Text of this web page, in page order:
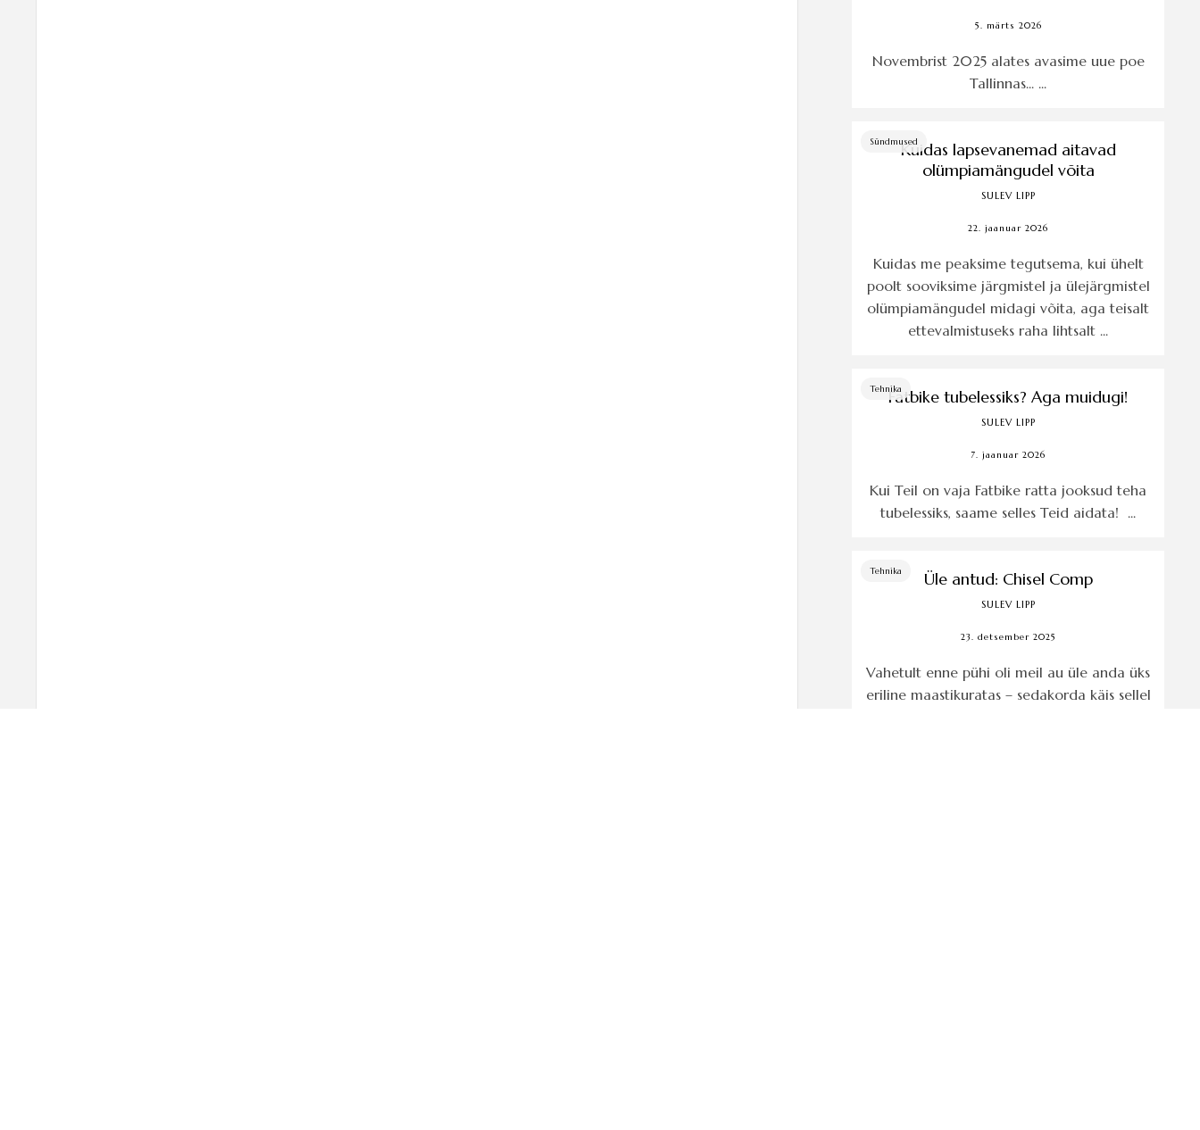
5. märts 2026
Novembrist 2025 alates avasime uue poe
Tallinnas... ...
SündmusedKuidas lapsevanemad aitavad
olümpiamängudel võita
SULEV LIPP
22. jaanuar 2026
Kuidas me peaksime tegutsema, kui ühelt
poolt sooviksime järgmistel ja ülejärgmistel
olümpiamängudel midagi võita, aga teisalt
ettevalmistuseks raha lihtsalt ...
TehnikaFatbike tubelessiks? Aga muidugi!
SULEV LIPP
7. jaanuar 2026
Kui Teil on vaja Fatbike ratta jooksud teha
tubelessiks, saame selles Teid aidata! ...
Tehnika Üle antud: Chisel Comp
SULEV LIPP
23. detsember 2025
Vahetult enne pühi oli meil au üle anda üks
eriline maastikuratas – sedakorda käis sellel